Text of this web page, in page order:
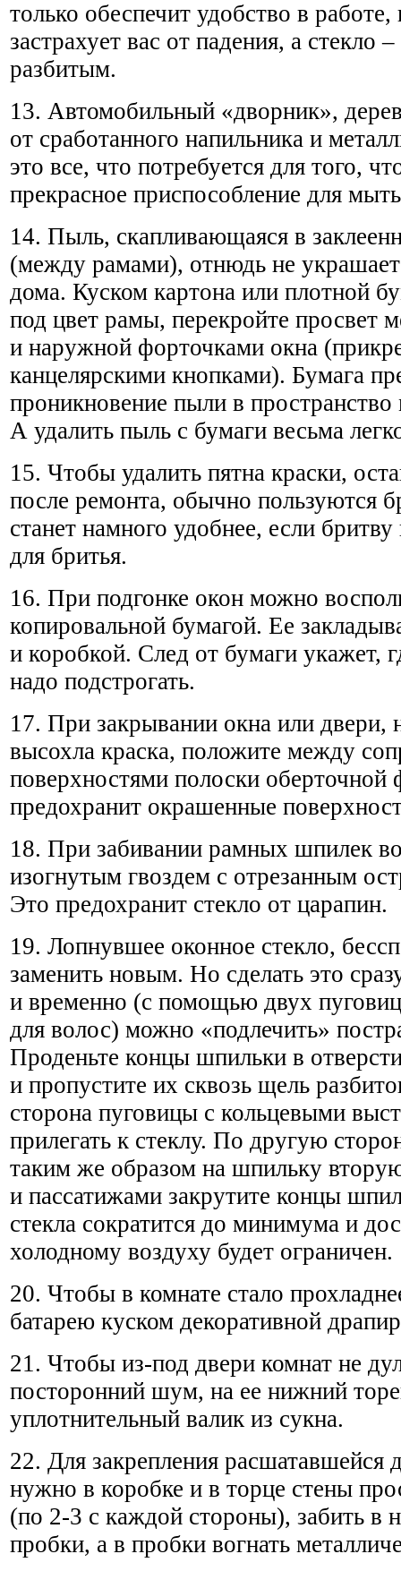
только обеспечит удобство в
застрахует вас от падения, а стекло
разбитым.
13. Автомобильный «дворник»,
от сработанного напильника и
это все, что потребуется для того,
прекрасное приспособление для
14. Пыль, скапливающаяся в
(между рамами), отнюдь не
дома. Куском картона или плотной
под цвет рамы, перекройте просвет
и наружной форточками окна
канцелярскими кнопками). Бумага
проникновение пыли в
А удалить пыль с бумаги весьма
15. Чтобы удалить пятна краски,
после ремонта, обычно пользуются
станет намного удобнее, если бритву
для бритья.
16. При подгонке окон можно
копировальной бумагой. Ее
и коробкой. След от бумаги укажет,
надо подстрогать.
17. При закрывании окна или двери,
высохла краска, положите между
поверхностями полоски оберточной
предохранит окрашенные
18. При забивании рамных шпилек
изогнутым гвоздем с отрезанным
Это предохранит стекло от царапин.
19. Лопнувшее оконное стекло,
заменить новым. Но сделать это
и временно (с помощью двух
для волос) можно «подлечить»
Проденьте концы шпильки в
и пропустите их сквозь щель
сторона пуговицы с кольцевыми
прилегать к стеклу. По другую
таким же образом на шпильку
и пассатижами закрутите концы
стекла сократится до минимума и
холодному воздуху будет ограничен.
20. Чтобы в комнате стало
батарею куском декоративной
21. Чтобы из-под двери комнат не
посторонний шум, на ее нижний
уплотнительный валик из сукна.
22. Для закрепления расшатавшейся
нужно в коробке и в торце стены
(по 2-3 с каждой стороны), забить в
пробки, а в пробки вогнать